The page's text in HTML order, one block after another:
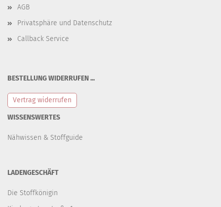
AGB
Privatsphäre und Datenschutz
Callback Service
BESTELLUNG WIDERRUFEN ...
Vertrag widerrufen
WISSENSWERTES
Nähwissen & Stoffguide
LADENGESCHÄFT
Die Stoffkönigin